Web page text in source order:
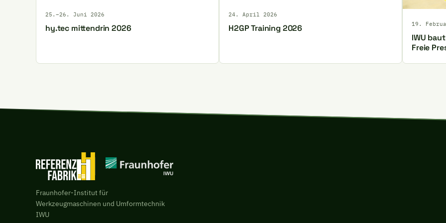
25.–26. Juni 2026
hy.tec mittendrin 2026
24. April 2026
H2GP Training 2026 19.
IWU
Freie
Fraunhofer-Institut für
Werkzeugmaschinen und Umformtechnik
IWU